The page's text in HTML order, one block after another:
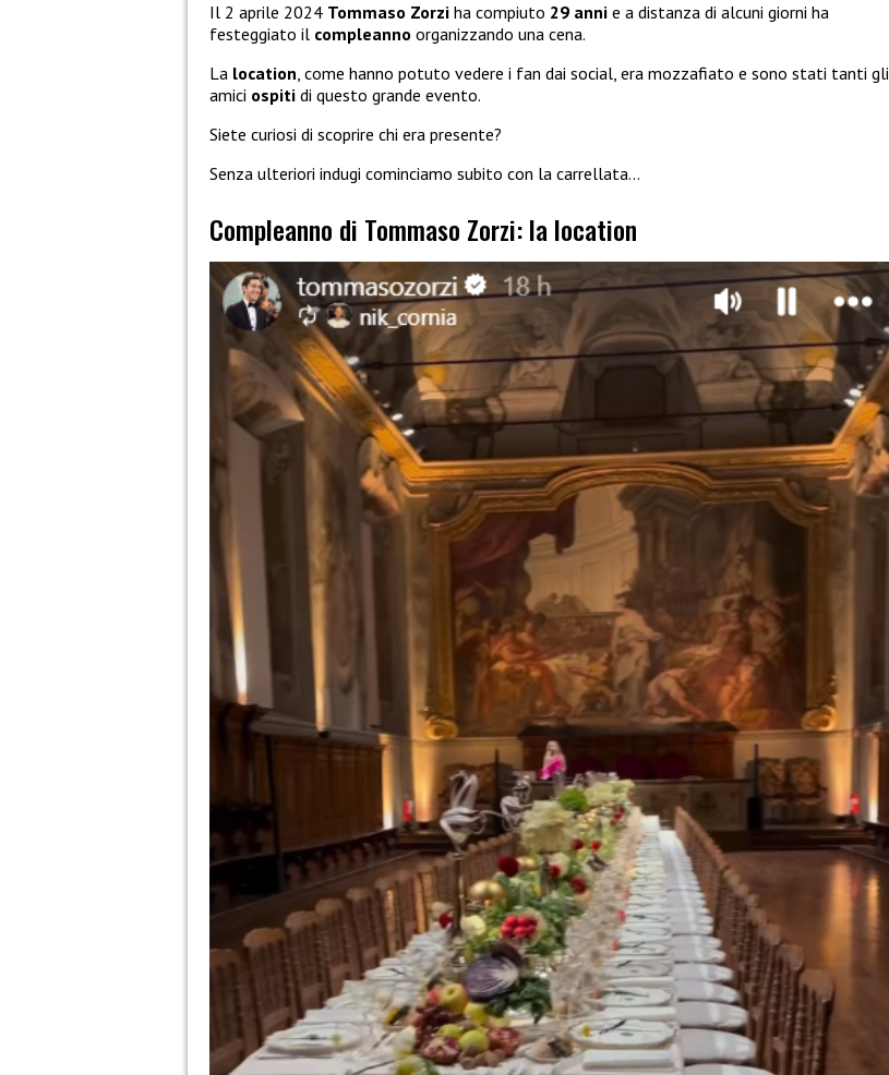
Il 2 aprile 2024 Tommaso Zorzi ha compiuto 29 anni e a distanza di alcuni giorni ha
festeggiato il compleanno organizzando una cena.
La location, come hanno potuto vedere i fan dai social, era mozzafiato e sono stati tanti gli
amici ospiti di questo grande evento.
Siete curiosi di scoprire chi era presente?
Senza ulteriori indugi cominciamo subito con la carrellata…
Compleanno di Tommaso Zorzi: la location